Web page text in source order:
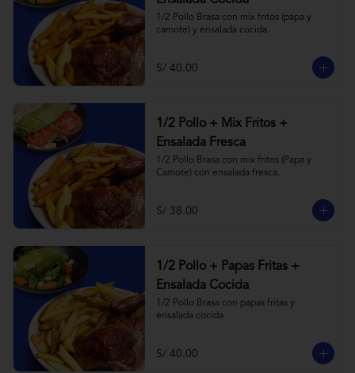
1/2 Pollo Brasa con mix fritos (papa y
camote) y ensalada cocida.
S/ 40.00
1/2 Pollo + Mix Fritos +
Ensalada Fresca
1/2 Pollo Brasa con mix fritos (Papa y
Camote) con ensalada fresca.
S/ 38.00
1/2 Pollo + Papas Fritas +
Ensalada Cocida
1/2 Pollo Brasa con papas fritas y
ensalada cocida
S/ 40.00